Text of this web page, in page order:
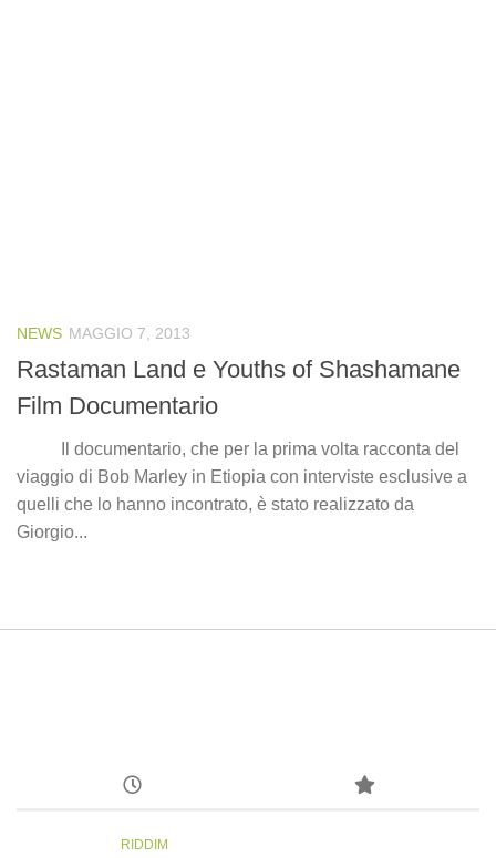
NEWS MAGGIO 7, 2013
Rastaman Land e Youths of Shashamane
Film Documentario
Il documentario, che per la prima volta racconta del
viaggio di Bob Marley in Etiopia con interviste esclusive a
quelli che lo hanno incontrato, è stato realizzato da
Giorgio...
RIDDIM